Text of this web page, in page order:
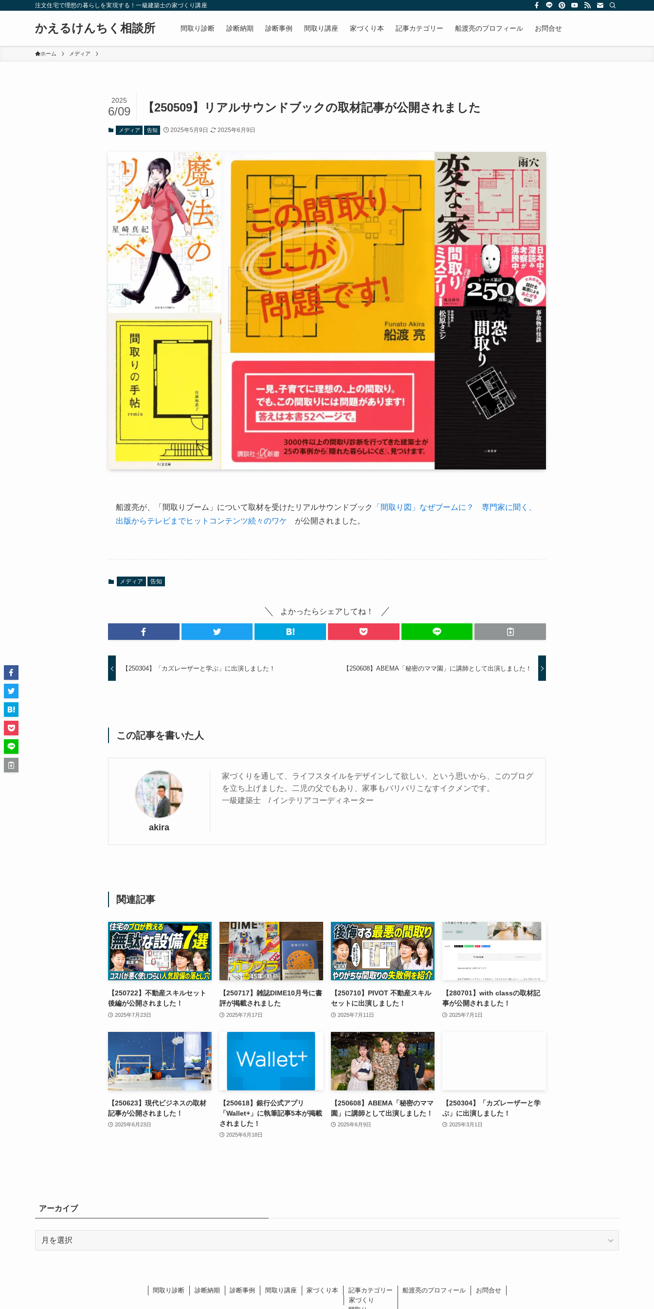
注文住宅で理想の暮らしを実現する！一級建築士の家づくり講座
かえるけんちく相談所 間取り診断 診断納期 診断事例 間取り講座 家づくり本 記事カテゴリー 船渡亮のプロフィール お問合せ
ホーム メディア
【250509】リアルサウンドブックの取材記事が公開されました
2025
6/09
メディア 告知 2025年5月9日 2025年6月9日
船渡亮が、「間取りブーム」について取材を受けたリアルサウンドブック
「間取り図」なぜブームに？ 専門家に聞く、
出版からテレビまでヒットコンテンツ続々のワケ が公開されました。
メディア 告知
よかったらシェアしてね！
【250304】「カズレーザーと学ぶ」に出演しました！ 【250608】ABEMA「秘密のママ園」に講師として出演しました！
この記事を書いた人
akira
家づくりを通して、ライフスタイルをデザインして欲しい、という思いから、このブログ
を立ち上げました。二児の父でもあり、家事もバリバリこなすイクメンです。
一級建築士 / インテリアコーディネーター
関連記事
【250722】不動産スキルセット
後編が公開されました！
2025年7月23日
【250717】雑誌DIME10月号に書
評が掲載されました
2025年7月17日
【250710】PIVOT 不動産スキル
セットに出演しました！
2025年7月11日
【280701】with classの取材記
事が公開されました！
2025年7月1日
【250623】現代ビジネスの取材
記事が公開されました！
2025年6月23日
【250618】銀行公式アプリ
「Wallet+」に執筆記事5本が掲載
されました！
2025年6月18日
【250608】ABEMA「秘密のママ
園」に講師として出演しました！
2025年6月9日
【250304】「カズレーザーと学
ぶ」に出演しました！
2025年3月1日
アーカイブ
間取り診断 診断納期 診断事例 間取り講座 家づくり本
記事カテゴリー
家づくり
船渡亮のプロフィール お問合せ